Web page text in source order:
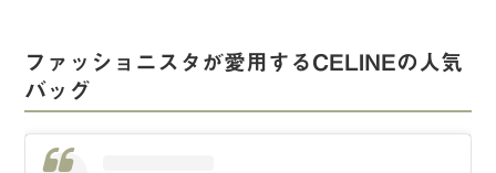
ファッショニスタが愛用するCELINEの人気
バッグ